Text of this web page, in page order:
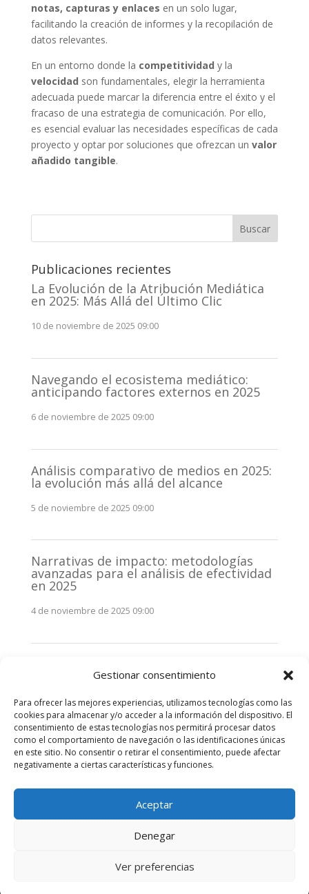
Gestionar consentimiento
Para ofrecer las mejores experiencias, utilizamos tecnologías como las
cookies para almacenar y/o acceder a la información del dispositivo. El
consentimiento de estas tecnologías nos permitirá procesar datos
como el comportamiento de navegación o las identificaciones únicas
en este sitio. No consentir o retirar el consentimiento, puede afectar
negativamente a ciertas características y funciones.
Aceptar
Denegar
Ver preferencias
notas, capturas y enlaces en un solo lugar,
facilitando la creación de informes y la recopilación de
datos relevantes.
En un entorno donde la competitividad y la
velocidad son fundamentales, elegir la herramienta
adecuada puede marcar la diferencia entre el éxito y el
fracaso de una estrategia de comunicación. Por ello,
es esencial evaluar las necesidades específicas de cada
proyecto y optar por soluciones que ofrezcan un valor
añadido tangible.
Buscar
Publicaciones recientes
La Evolución de la Atribución Mediática
en 2025: Más Allá del Último Clic
10 de noviembre de 2025 09:00
Navegando el ecosistema mediático:
anticipando factores externos en 2025
6 de noviembre de 2025 09:00
Análisis comparativo de medios en 2025:
la evolución más allá del alcance
5 de noviembre de 2025 09:00
Narrativas de impacto: metodologías
avanzadas para el análisis de efectividad
en 2025
4 de noviembre de 2025 09:00
stakeholders en 2025: La clave de la
3 de noviembre de 2025 09:00
Comentarios recientes
Elegant Themes| Desarrollado por